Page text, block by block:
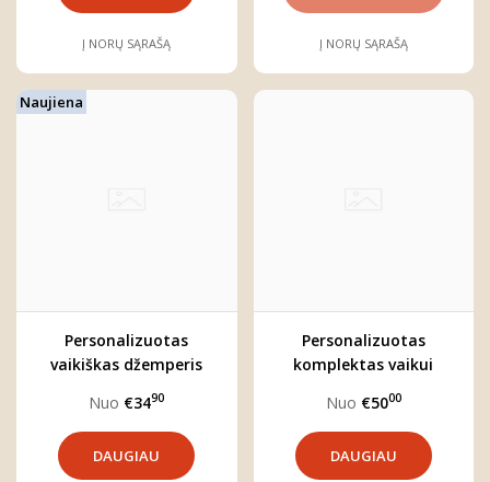
Į NORŲ SĄRAŠĄ Į NORŲ SĄRAŠĄ
Naujiena
Personalizuotas
vaikiškas džemperis
Nuo €3490
DAUGIAU
Personalizuotas
komplektas vaikui
Nuo €5000
DAUGIAU